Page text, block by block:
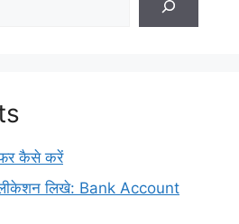
कैसे करें
लिखे: Bank Account